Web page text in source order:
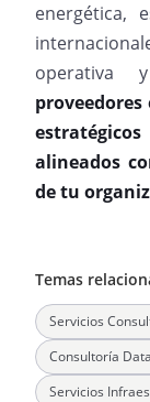
energética,
operativa
alineados
de tu
Temas
Servicios
Consultoría
Servicios